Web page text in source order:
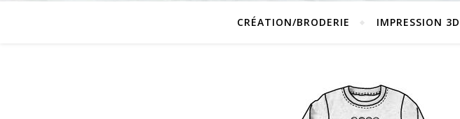
CRÉATION/BRODERIE IMPRESSION 3D